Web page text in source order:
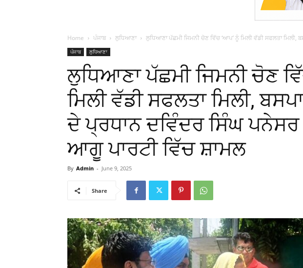
Home ਪੰਜਾਬ ਲੁਧਿਆਣਾ ਲੁਧਿਆਣਾ ਪੱਛਮੀ ਜਿਮਨੀ ਚੋਣ ਵਿੱਚ ‘ਆਪ’ ਨੂੰ ਮਿਲੀ ਵੱਡੀ ਸਫਲਤਾ ਮਿਲੀ,
ਪੰਜਾਬ ਲੁਧਿਆਣਾ
ਲੁਧਿਆਣਾ ਪੱਛਮੀ ਜਿਮਨੀ ਚੋਣ
ਮਿਲੀ ਵੱਡੀ ਸਫਲਤਾ ਮਿਲੀ,
ਦੇ ਪ੍ਰਧਾਨ ਦਵਿੰਦਰ ਸਿੰਘ
ਆਗੂ ਪਾਰਟੀ ਵਿੱਚ ਸ਼ਾਮਲ
By Admin - June 9, 2025
Share